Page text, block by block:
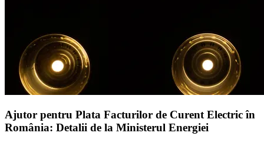
Ajutor pentru Plata Facturilor de Curent Electric în
România: Detalii de la Ministerul Energiei